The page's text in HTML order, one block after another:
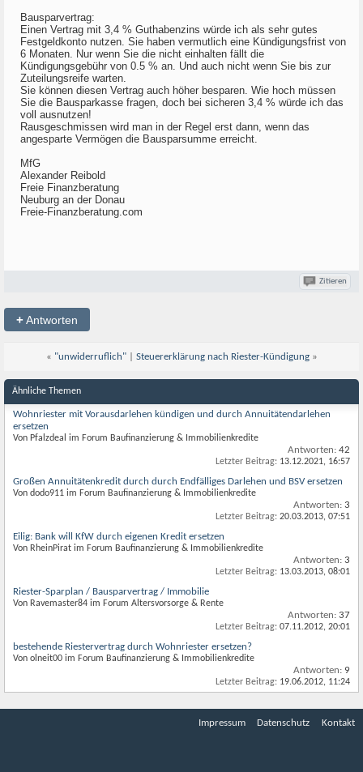
Bausparvertrag:
Einen Vertrag mit 3,4 % Guthabenzins würde ich als sehr gutes
Festgeldkonto nutzen. Sie haben vermutlich eine Kündigungsfrist von
6 Monaten. Nur wenn Sie die nicht einhalten fällt die
Kündigungsgebühr von 0.5 % an. Und auch nicht wenn Sie bis zur
Zuteilungsreife warten.
Sie können diesen Vertrag auch höher besparen. Wie hoch müssen
Sie die Bausparkasse fragen, doch bei sicheren 3,4 % würde ich das
voll ausnutzen!
Rausgeschmissen wird man in der Regel erst dann, wenn das
angesparte Vermögen die Bausparsumme erreicht.
MfG
Alexander Reibold
Freie Finanzberatung
Neuburg an der Donau
Freie-Finanzberatung.com
Zitieren
+Antworten
« "unwiderruflich"| Steuererklärung nach Riester-Kündigung »
Ähnliche Themen
Wohnriester mit Vorausdarlehen kündigen und durch Annuitätendarlehen
ersetzen
Von Pfalzdeal im Forum Baufinanzierung & Immobilienkredite
Antworten: 42
Letzter Beitrag: 13.12.2021, 16:57
Großen Annuitätenkredit durch durch Endfälliges Darlehen und BSV ersetzen
Von dodo911 im Forum Baufinanzierung & Immobilienkredite
Antworten: 3
Letzter Beitrag: 20.03.2013, 07:51
Eilig: Bank will KfW durch eigenen Kredit ersetzen
Von RheinPirat im Forum Baufinanzierung & Immobilienkredite
Antworten: 3
Letzter Beitrag: 13.03.2013, 08:01
Riester-Sparplan / Bausparvertrag / Immobilie
Von Ravemaster84 im Forum Altersvorsorge & Rente
Antworten: 37
Letzter Beitrag: 07.11.2012, 20:01
bestehende Riestervertrag durch Wohnriester ersetzen?
Von olneit00 im Forum Baufinanzierung & Immobilienkredite
Antworten: 9
Letzter Beitrag: 19.06.2012, 11:24
Impressum Datenschutz Kontakt